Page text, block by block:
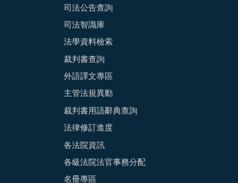
司法公告查詢
司法智識庫
法學資料檢索
裁判書查詢
外語譯文專區
主管法規異動
裁判書用語辭典查詢
法律修訂進度
各法院資訊
各級法院法官事務分配
名冊專區